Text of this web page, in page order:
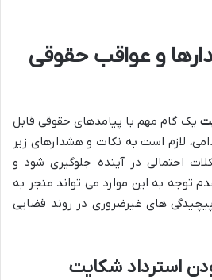
و عواقب حقوقی
یک گام مهم با پیامدهای حقوقی قابل
لازم است به نکات و هشدارهای زیر
احتمالی در آینده جلوگیری شود و
توجه به این موارد می تواند منجر به
های غیرضروری در روند قضایی
استرداد شکایت